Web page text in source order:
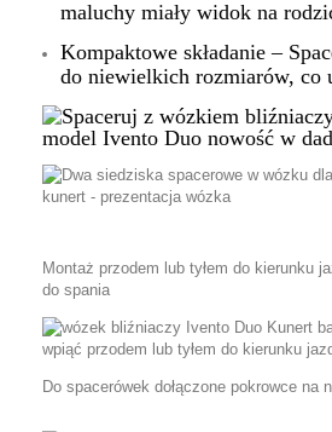
maluchy miały widok na
Kompaktowe składanie –
do niewielkich rozmiarów, co
Montaż przodem lub tyłem do kierunku
do spania
Do spacerówek dołączone pokrowce na